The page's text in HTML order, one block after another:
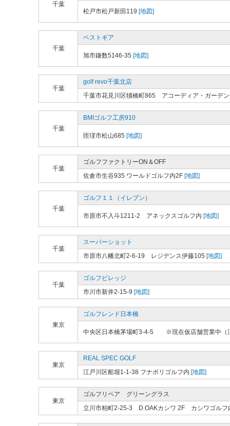
千葉
松戸市松戸新田119 [地図]
千葉
ベストギア
旭市鎌数5146-35 [地図]
千葉
golf revo千葉北店
千葉市花見川区犢橋町865 アコーディア・ガーデ
千葉
BMIゴルフ工房910
匝瑳市松山685 [地図]
千葉
ゴルフファクトリーON＆OFF
佐倉市生谷935 ワールドゴルフ内2F [地図]
千葉
ゴルフ１１（イレブン）
市原市不入斗1211-2 アネックスゴルフ内 [地図]
千葉
スーパーショット
市原市八幡北町2-6-19 レジデンス伊藤105 [地図]
千葉
ゴルフビレッジ
市川市新井2-15-9 [地図]
東京
ゴルフレンド日本橋
中央区日本橋茅場町3-4-5 ※現在仮店舗営業中（
東京
REAL SPEC GOLF
江戸川区船堀1-1-38 フナボリゴルフ内 [地図]
東京
ゴルフリペア グリーングラス
立川市柏町2-25-3 D.OAKカシワ 2F カシワゴルフ